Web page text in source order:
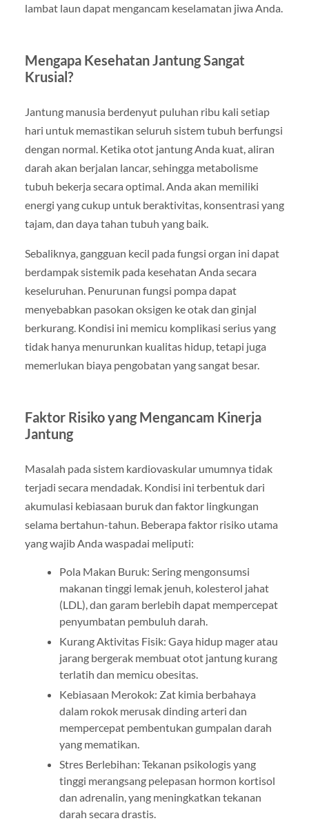
lambat laun dapat mengancam keselamatan jiwa Anda.
Mengapa Kesehatan Jantung Sangat
Krusial?
Jantung manusia berdenyut puluhan ribu kali setiap
hari untuk memastikan seluruh sistem tubuh berfungsi
dengan normal. Ketika otot jantung Anda kuat, aliran
darah akan berjalan lancar, sehingga metabolisme
tubuh bekerja secara optimal. Anda akan memiliki
energi yang cukup untuk beraktivitas, konsentrasi yang
tajam, dan daya tahan tubuh yang baik.
Sebaliknya, gangguan kecil pada fungsi organ ini dapat
berdampak sistemik pada kesehatan Anda secara
keseluruhan. Penurunan fungsi pompa dapat
menyebabkan pasokan oksigen ke otak dan ginjal
berkurang. Kondisi ini memicu komplikasi serius yang
tidak hanya menurunkan kualitas hidup, tetapi juga
memerlukan biaya pengobatan yang sangat besar.
Faktor Risiko yang Mengancam Kinerja
Jantung
Masalah pada sistem kardiovaskular umumnya tidak
terjadi secara mendadak. Kondisi ini terbentuk dari
akumulasi kebiasaan buruk dan faktor lingkungan
selama bertahun-tahun. Beberapa faktor risiko utama
yang wajib Anda waspadai meliputi:
Pola Makan Buruk: Sering mengonsumsi
makanan tinggi lemak jenuh, kolesterol jahat
(LDL), dan garam berlebih dapat mempercepat
penyumbatan pembuluh darah.
Kurang Aktivitas Fisik: Gaya hidup mager atau
jarang bergerak membuat otot jantung kurang
terlatih dan memicu obesitas.
Kebiasaan Merokok: Zat kimia berbahaya
dalam rokok merusak dinding arteri dan
mempercepat pembentukan gumpalan darah
yang mematikan.
Stres Berlebihan: Tekanan psikologis yang
tinggi merangsang pelepasan hormon kortisol
dan adrenalin, yang meningkatkan tekanan
darah secara drastis.